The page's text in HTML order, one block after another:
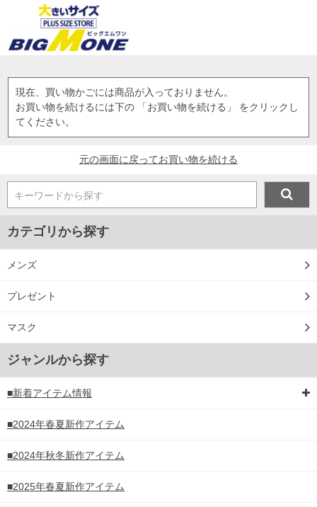
現在、買い物かごには商品が入っておりません。
お買い物を続けるには下の 「お買い物を続ける」 をクリックし
てください。
元の画面に戻ってお買い物を続ける
キーワードから探す
カテゴリから探す
メンズ
プレゼント
マスク
ジャンルから探す
■新着アイテム情報
■2024年春夏新作アイテム
■2024年秋冬新作アイテム
■2025年春夏新作アイテム